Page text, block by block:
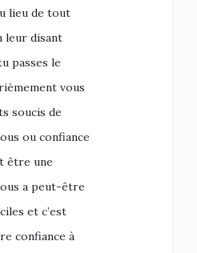
lieu de tout
leur disant
passes le
vous
soucis de
ou confiance
être une
a peut-être
et c’est
confiance à